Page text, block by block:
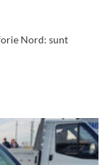
Nord: sunt